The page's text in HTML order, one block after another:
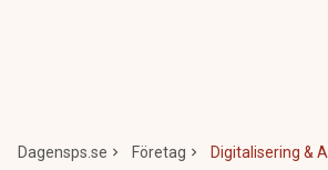
Dagensps.se Företag Digitalisering & AI